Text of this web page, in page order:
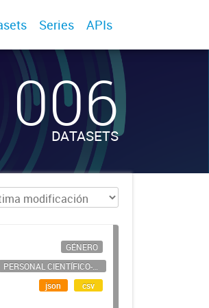
Series APIs
006
DATASETS
GÉNERO
PERSONAL CIENTÍFICO-TECNOLÓGICO
json
csv